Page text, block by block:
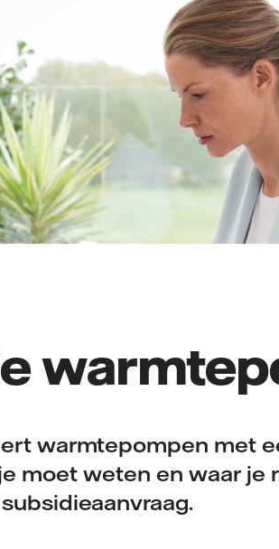
warmtepompen met
moet weten en waar je
subsidieaanvraag.